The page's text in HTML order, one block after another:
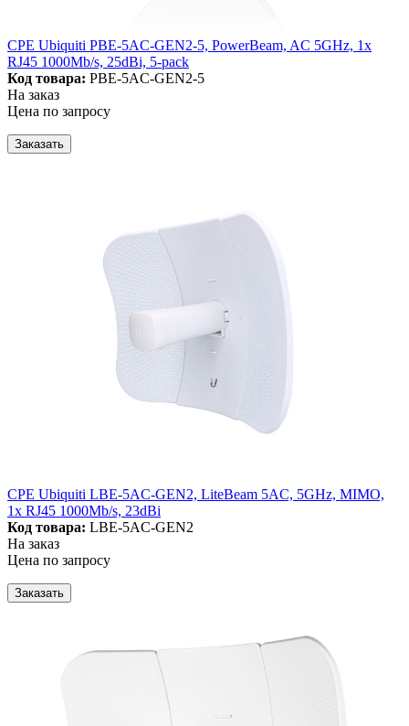
CPE Ubiquiti PBE-5AC-GEN2-5, PowerBeam, AC 5GHz, 1x
RJ45 1000Mb/s, 25dBi, 5-pack
Код товара: PBE-5AC-GEN2-5
На заказ
Цена по запросу
Заказать
CPE Ubiquiti LBE-5AC-GEN2, LiteBeam 5AC, 5GHz, MIMO,
1x RJ45 1000Mb/s, 23dBi
Код товара: LBE-5AC-GEN2
На заказ
Цена по запросу
Заказать